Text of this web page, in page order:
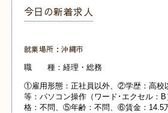
今日の新着求人
就業場所：沖縄市
職 種：経理・総務
①雇用形態：正社員以外、②学歴：高校
等：パソコン操作（ワード･エクセル：
格：不問、⑤年齢：不問、⑥賃金：14.5